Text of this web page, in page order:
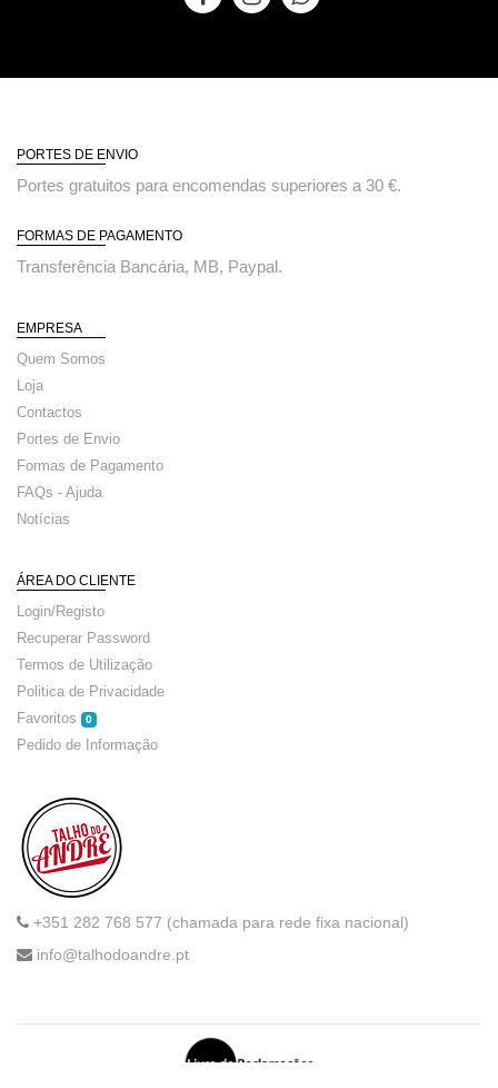
PORTES DE ENVIO
Portes gratuitos para encomendas superiores a 30 €.
FORMAS DE PAGAMENTO
Transferência Bancária, MB, Paypal.
EMPRESA
Quem Somos
Loja
Contactos
Portes de Envio
Formas de Pagamento
FAQs - Ajuda
Notícias
ÁREA DO CLIENTE
Login/Registo
Recuperar Password
Termos de Utilização
Politica de Privacidade
Favoritos
0
Pedido de Informação
+351 282 768 577 (chamada para rede fixa nacional)
info@talhodoandre.pt